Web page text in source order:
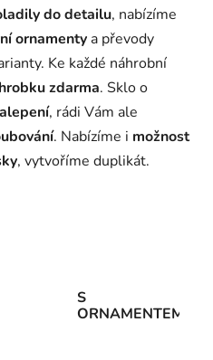
do detailu, nabízíme
ornamenty a převody
Ke každé náhrobní
zdarma. Sklo o
, rádi Vám ale
. Nabízíme i možnost
, vytvoříme duplikát.
S
ORNAMENTEM